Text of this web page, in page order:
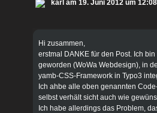
karl am 19. Juni 2012 um 12:08
Hi zusammen,
erstmal DANKE für den Post. Ich
geworden (WoWa Webdesign), in
yamb-CSS-Framework in Typo3
Ich ahbe alle oben genannten
selbst verhält sicht auch wie
Ich habe allerdings das Problem,